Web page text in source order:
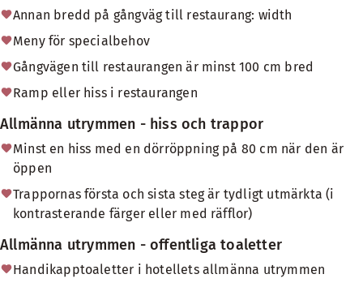
Annan bredd på gångväg till restaurang: width
Meny för specialbehov
Gångvägen till restaurangen är minst 100 cm bred
Ramp eller hiss i restaurangen
Allmänna utrymmen - hiss och trappor
Minst en hiss med en dörröppning på 80 cm när den är
öppen
Trappornas första och sista steg är tydligt utmärkta (i
kontrasterande färger eller med räfflor)
Allmänna utrymmen - offentliga toaletter
Handikapptoaletter i hotellets allmänna utrymmen